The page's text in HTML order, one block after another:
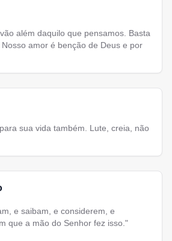
além daquilo que pensamos. Basta
amor é benção de Deus e por
sua vida também. Lute, creia, não
e saibam, e considerem, e
que a mão do Senhor fez isso."